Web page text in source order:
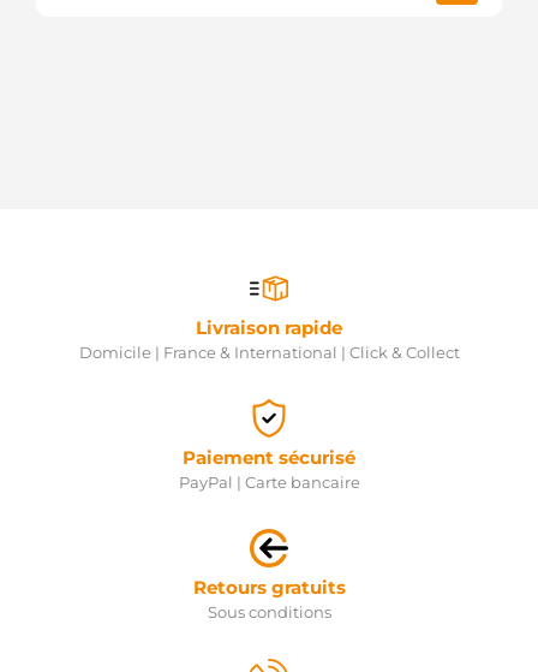
Livraison rapide
Domicile | France & International | Click & Collect
Paiement sécurisé
PayPal | Carte bancaire
Retours gratuits
Sous conditions